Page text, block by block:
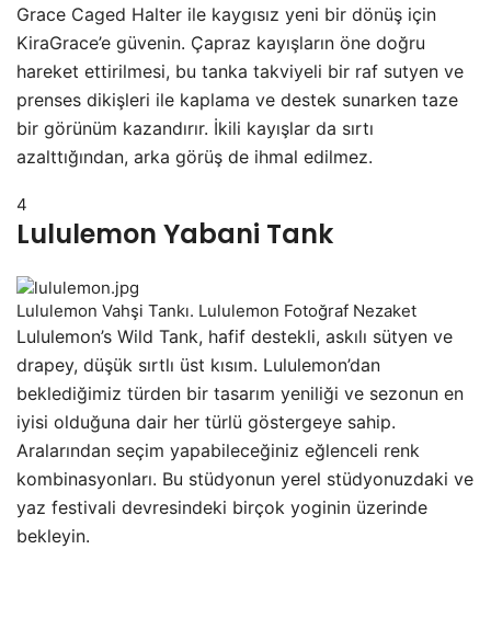
Grace Caged Halter ile kaygısız yeni bir dönüş için
KiraGrace’e güvenin. Çapraz kayışların öne doğru
hareket ettirilmesi, bu tanka takviyeli bir raf sutyen ve
prenses dikişleri ile kaplama ve destek sunarken taze
bir görünüm kazandırır. İkili kayışlar da sırtı
azalttığından, arka görüş de ihmal edilmez.
4
Lululemon Yabani Tank
Lululemon Vahşi Tankı. Lululemon Fotoğraf Nezaket
Lululemon’s Wild Tank, hafif destekli, askılı sütyen ve
drapey, düşük sırtlı üst kısım. Lululemon’dan
beklediğimiz türden bir tasarım yeniliği ve sezonun en
iyisi olduğuna dair her türlü göstergeye sahip.
Aralarından seçim yapabileceğiniz eğlenceli renk
kombinasyonları. Bu stüdyonun yerel stüdyonuzdaki ve
yaz festivali devresindeki birçok yoginin üzerinde
bekleyin.